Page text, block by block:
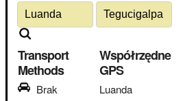
Transport
Methods
Brak
Współrzędne
GPS
Luanda